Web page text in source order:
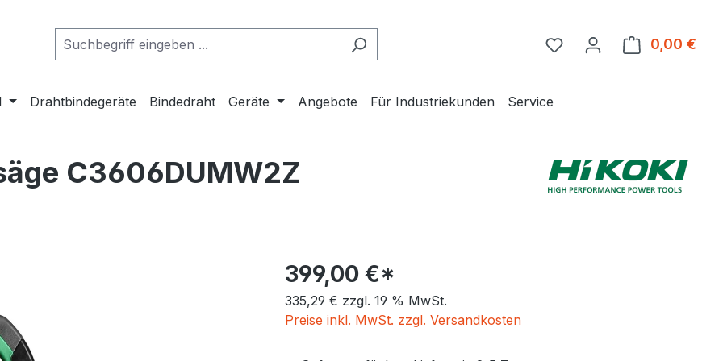
0,00 €
Drahtbindegeräte Bindedraht Geräte Angebote Für Industriekunden Service
C3606DUMW2Z
399,00 €*
335,29 € zzgl. 19 % MwSt.
Preise inkl. MwSt. zzgl. Versandkosten